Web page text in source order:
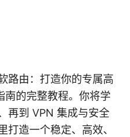
路由：打造你的专属高
的完整教程。你将学
再到 VPN 集成与安全
打造一个稳定、高效、